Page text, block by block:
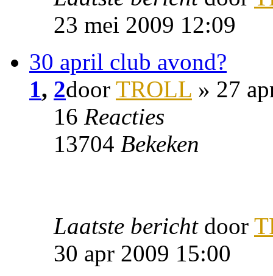
23 mei 2009 12:09
30 april club avond?
1, 2door TROLL » 27
16 Reacties
13704 Bekeken
Laatste bericht door
30 apr 2009 15:00